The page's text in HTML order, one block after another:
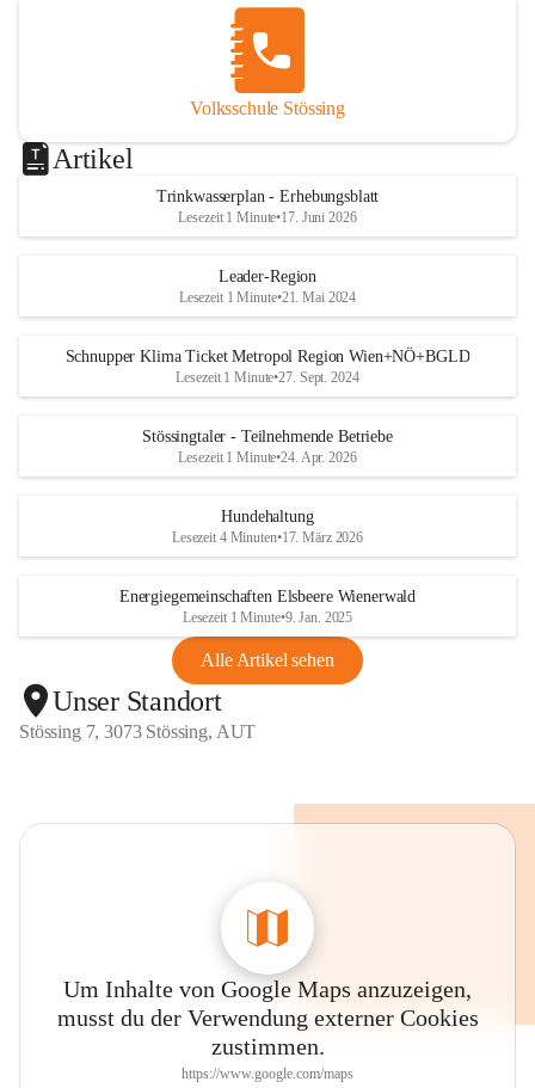
Volksschule Stössing
Artikel
Trinkwasserplan - Erhebungsblatt
Lesezeit 1 Minute•17. Juni 2026
Leader-Region
Lesezeit 1 Minute•21. Mai 2024
Schnupper Klima Ticket Metropol Region Wien+NÖ+BGLD
Lesezeit 1 Minute•27. Sept. 2024
Stössingtaler - Teilnehmende Betriebe
Lesezeit 1 Minute•24. Apr. 2026
Hundehaltung
Lesezeit 4 Minuten•17. März 2026
Energiegemeinschaften Elsbeere Wienerwald
Lesezeit 1 Minute•9. Jan. 2025
Alle Artikel sehen
Unser Standort
Stössing 7, 3073 Stössing, AUT
Um Inhalte von Google Maps anzuzeigen,
musst du der Verwendung externer Cookies
zustimmen.
https://www.google.com/maps